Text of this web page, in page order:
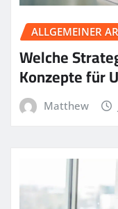
ALLGEMEINER
Welche
Konzepte für
Matthew